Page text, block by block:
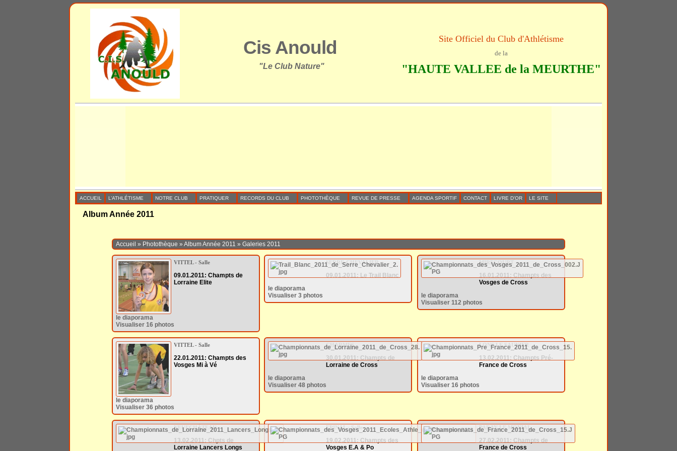
Cis Anould
"Le Club Nature"
Site Officiel du Club d'Athlétisme
de la
"HAUTE VALLEE de la MEURTHE"
ACCUEIL L’ATHLÉTISME NOTRE CLUB PRATIQUER RECORDS DU CLUB PHOTOTHÈQUE REVUE DE PRESSE AGENDA SPORTIF CONTACT LIVRE D’OR LE SITE
Album Année 2011
Accueil » Photothèque » Album Année 2011 » Galeries 2011
VITTEL - Salle
09.01.2011: Champts de
Lorraine Elite
le diaporama
Visualiser 16 photos
SERRE-CHEVALIER
09.01.2011: Le Trail Blanc
le diaporama
Visualiser 3 photos
MIRECOURT
16.01.2011: Champts des
Vosges de Cross
le diaporama
Visualiser 112 photos
VITTEL - Salle
22.01.2011: Champts des
Vosges Mi à Vé
le diaporama
Visualiser 36 photos
CHARMES
30.01.2011: Champts de
Lorraine de Cross
le diaporama
Visualiser 48 photos
LONS LE SAUNIER
13.02.2011: Champts Pré-
France de Cross
le diaporama
Visualiser 16 photos
NEUFCHÂTEAU
13.02.2011: Chpts de
Lorraine Lancers Longs
EPINAL - Salle
19.02.2011: Champts des
Vosges E.A & Po
PARAY LE MONIAL
27.02.2011: Champts de
France de Cross